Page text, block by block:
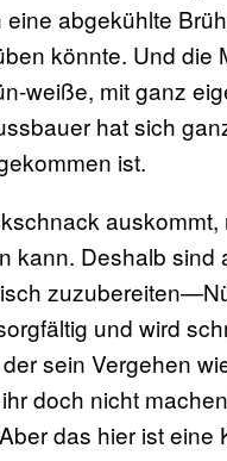
abgekühlte
könnte. Und die
weiße, mit ganz
hat sich
ist.
kann. Deshalb
und wird
sein Vergehen
doch nicht
das hier ist eine